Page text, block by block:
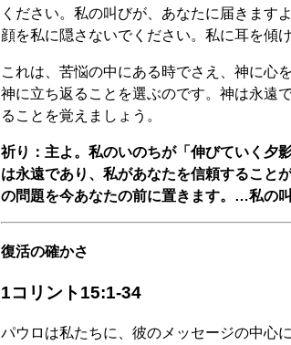
ください。私の叫びが、あなたに届きます
顔を私に隠さないでください。私に耳を傾
これは、苦悩の中にある時でさえ、神に心
神に立ち返ることを選ぶのです。神は永遠
ることを覚えましょう。
祈り：主よ。私のいのちが「伸びていく夕
は永遠であり、私があなたを信頼すること
の問題を今あなたの前に置きます。…私の
復活の確かさ
1コリント15:1-34
パウロは私たちに、彼のメッセージの中心